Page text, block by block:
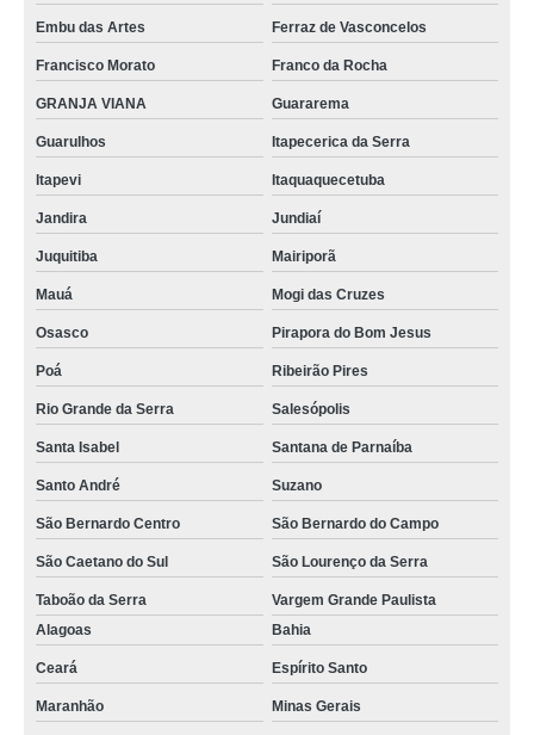
venda de madeira ecológica fachada sustentável Espírito Santo
venda de madeira ecológica para revestimento Aracaju
onde vende madeira plástica ecológica para deck Maceió
madeira ecológica sustentável ALDEIA DA SERRA
onde vende madeira ecológica sustentável para fachada São Bernardo do
Campo
madeira ecológica para deck Pirapora do Bom Jesus
venda de madeira ecológica sustentável para fachada ALDEIA DA SERRA
madeira ecológica fachada São Paulo
madeira ecológica sustentável para fachada Vargem Grande Paulista
venda de madeira ecológica para fachada Santana de Parnaíba
onde vende madeira ecológica fachada sustentável ARUJÁ
onde vende madeira ecológica fachada Aracaju
madeira ecológica para revestimento São Paulo
onde vende madeira plástica ecológica para deck Alagoas
onde vende madeira ecológica deck Mangabeira
onde vende madeira ecológica deck sustentável Caierias
venda de madeira ecológica deck Embu das Artes
Embu das Artes Ferraz de Vasconcelos
Francisco Morato Franco da Rocha
GRANJA VIANA Guararema
Guarulhos Itapecerica da Serra
Itapevi Itaquaquecetuba
Jandira Jundiaí
Juquitiba Mairiporã
Mauá Mogi das Cruzes
Osasco Pirapora do Bom Jesus
Poá Ribeirão Pires
Rio Grande da Serra Salesópolis
Santa Isabel Santana de Parnaíba
Santo André Suzano
São Bernardo Centro São Bernardo do Campo
São Caetano do Sul São Lourenço da Serra
Taboão da Serra
Vargem Grande Paulista
Alagoas
Bahia
Ceará Espírito Santo
Maranhão Minas Gerais